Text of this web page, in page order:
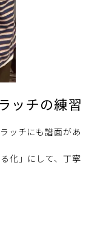
ッチの練習
ッチにも譜面があ
化」にして、丁寧